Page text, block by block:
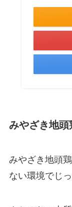
みやざき地頭
みやざき地頭
ない環境でじ